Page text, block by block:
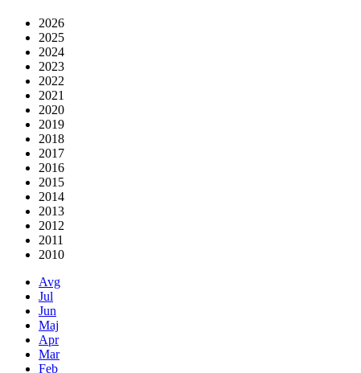
2026
2025
2024
2023
2022
2021
2020
2019
2018
2017
2016
2015
2014
2013
2012
2011
2010
Avg
Jul
Jun
Maj
Apr
Mar
Feb